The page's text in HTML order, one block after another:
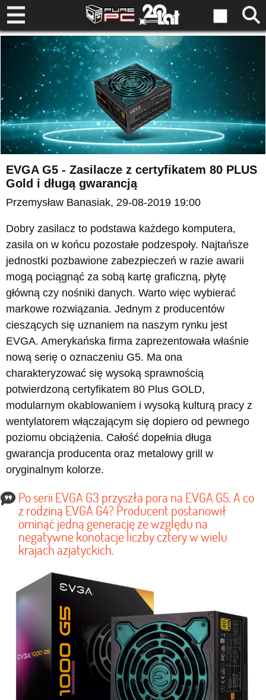
EVGA G5 - Zasilacze z certyfikatem 80 PLUS
Gold i długą gwarancją
Przemysław Banasiak, 29-08-2019 19:00
Dobry zasilacz to podstawa każdego komputera,
zasila on w końcu pozostałe podzespoły. Najtańsze
jednostki pozbawione zabezpieczeń w razie awarii
mogą pociągnąć za sobą kartę graficzną, płytę
główną czy nośniki danych. Warto więc wybierać
markowe rozwiązania. Jednym z producentów
cieszących się uznaniem na naszym rynku jest
EVGA. Amerykańska firma zaprezentowała właśnie
nową serię o oznaczeniu G5. Ma ona
charakteryzować się wysoką sprawnością
potwierdzoną certyfikatem 80 Plus GOLD,
modularnym okablowaniem i wysoką kulturą pracy z
wentylatorem włączającym się dopiero od pewnego
poziomu obciążenia. Całość dopełnia długa
gwarancja producenta oraz metalowy grill w
oryginalnym kolorze.
Po serii EVGA G3 przyszła pora na EVGA G5. A co
z rodziną EVGA G4? Producent postanowił
ominąć jedną generację ze względu na
negatywne konotacje liczby cztery w wielu
krajach azjatyckich.